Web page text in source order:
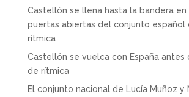
Castellón se llena hasta la bandera en
puertas abiertas del conjunto español
rítmica
Castellón se vuelca con España antes
de rítmica
El conjunto nacional de Lucía Muñoz y